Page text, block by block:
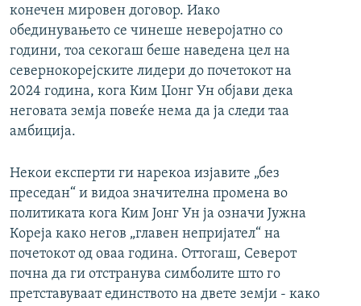
конечен мировен договор. Иако
обединувањето се чинеше неверојатно со
години, тоа секогаш беше наведена цел на
севернокорејските лидери до почетокот на
2024 година, кога Ким Џонг Ун објави дека
неговата земја повеќе нема да ја следи таа
амбиција.
Некои експерти ги нарекоа изјавите „без
преседан“ и видоа значителна промена во
политиката кога Ким Јонг Ун ја означи Јужна
Кореја како негов „главен непријател“ на
почетокот од оваа година. Оттогаш, Северот
почна да ги отстранува симболите што го
претставуваат единството на двете земји - како